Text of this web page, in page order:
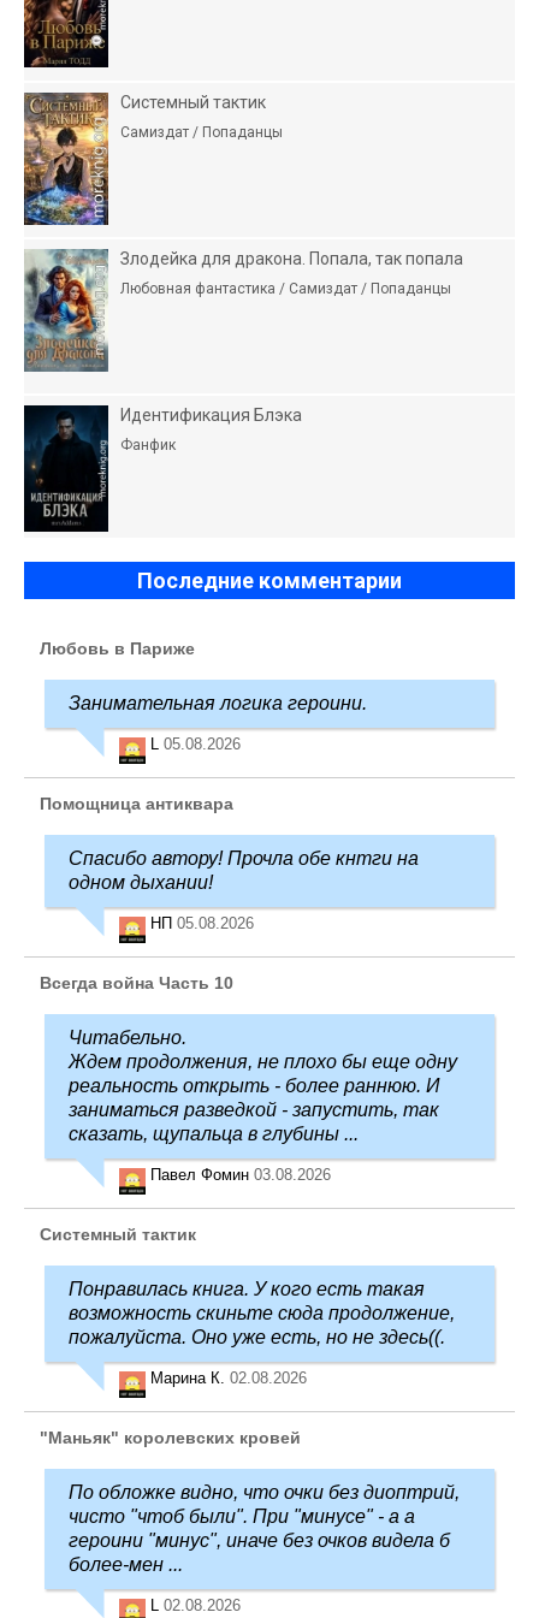
Системный тактик
Самиздат / Попаданцы
Злодейка для дракона. Попала, так попала
Любовная фантастика / Самиздат / Попаданцы
Идентификация Блэка
Фанфик
Последние комментарии
Любовь в Париже
Занимательная логика героини.
L 05.08.2026
Помощница антиквара
Спасибо автору! Прочла обе кнтги на
одном дыхании!
НП 05.08.2026
Всегда война Часть 10
Читабельно.
Ждем продолжения, не плохо бы еще одну
реальность открыть - более раннюю. И
заниматься разведкой - запустить, так
сказать, щупальца в глубины ...
Павел Фомин 03.08.2026
Системный тактик
Понравилась книга. У кого есть такая
возможность скиньте сюда продолжение,
пожалуйста. Оно уже есть, но не здесь((.
Марина К. 02.08.2026
"Маньяк" королевских кровей
По обложке видно, что очки без диоптрий,
чисто "чтоб были". При "минусе" - а а
героини "минус", иначе без очков видела б
более-мен ...
L 02.08.2026